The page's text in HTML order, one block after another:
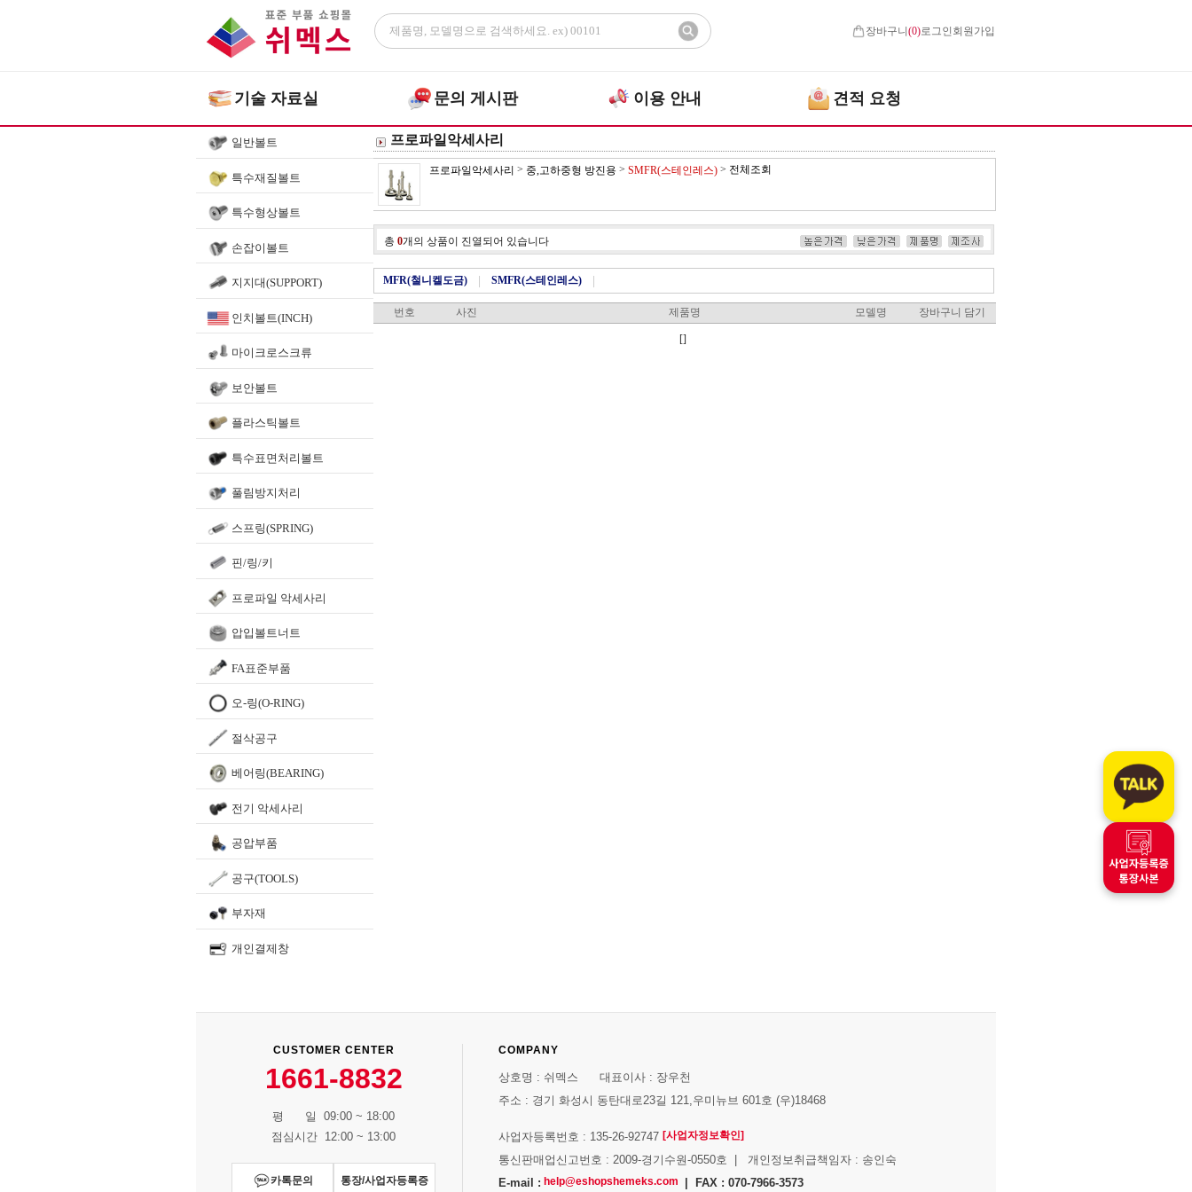
장바구니(0)로그인 회원가입
기술 자료실 문의 게시판 이용 안내 견적 요청
일반볼트
특수재질볼트
특수형상볼트
손잡이볼트
지지대(SUPPORT)
인치볼트(INCH)
마이크로스크류
보안볼트
플라스틱볼트
특수표면처리볼트
풀림방지처리
스프링(SPRING)
핀/링/키
프로파일 악세사리
압입볼트너트
FA표준부품
오-링(O-RING)
절삭공구
베어링(BEARING)
전기 악세사리
공압부품
공구(TOOLS)
부자재
개인결제창
프로파일악세사리
프로파일악세사리 > 중,고하중형 방진용 > SMFR(스테인레스) > 전체조회
총 0개의 상품이 진열되어 있습니다
MFR(철니켈도금) SMFR(스테인레스)
번호 사진 제품명 모델명 장바구니 담기
[]
CUSTOMER CENTER
1661-8832
평 일 09:00 ~ 18:00
점심시간 12:00 ~ 13:00
카톡문의 통장/사업자등록증
COMPANY
상호명 : 쉬멕스 대표이사 : 장우천
주소 : 경기 화성시 동탄대로23길 121,우미뉴브 601호 (우)18468
사업자등록번호 : 135-26-92747 [사업자정보확인]
통신판매업신고번호 : 2009-경기수원-0550호 | 개인정보취급책임자 : 송인숙
E-mail : help@eshopshemeks.com | FAX : 070-7966-3573